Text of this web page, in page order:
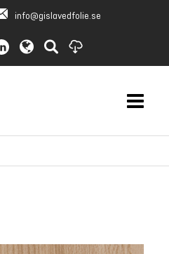
info@gislavedfolie.se